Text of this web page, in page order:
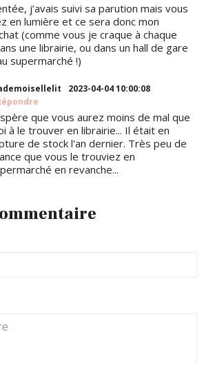
j’avais suivi sa parution mais vous
en lumière et ce sera donc mon
(comme vous je craque à chaque
une librairie, ou dans un hall de gare
supermarché !)
2023-04-04 10:00:08
que vous aurez moins de mal que
à le trouver en librairie... Il était en
de stock l'an dernier. Très peu de
que vous le trouviez en
en revanche...